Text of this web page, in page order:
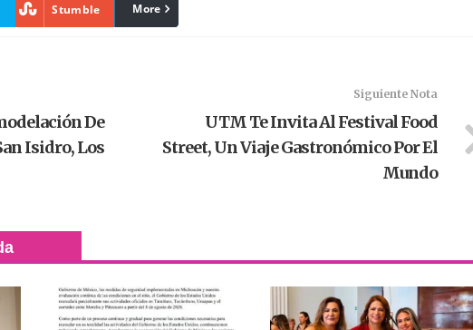
Stumble linkedin
More
De
Isidro, Los
Siguiente Nota
UTM Te Invita Al Festival Food
Street, Un Viaje Gastronómico Por El
Mundo